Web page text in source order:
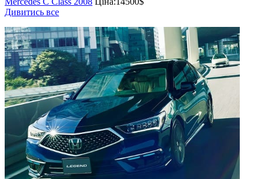
Дивитись все